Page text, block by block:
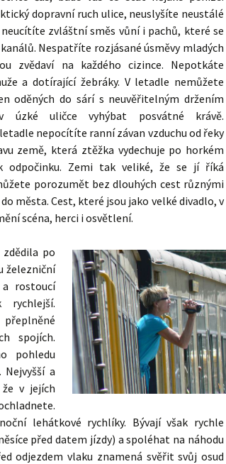
dopravní ruch ulice, neuslyšíte neustálé
zvláštní směs vůní i pachů, které se
Nespatříte rozjásané úsměvy mladých
zvědaví na každého cizince. Nepotkáte
a dotírající žebráky. V letadle nemůžete
oděných do sárí s neuvěřitelným držením
uličce vyhýbat posvátné krávě.
nepocítíte ranní závan vzduchu od řeky
země, která ztěžka vydechuje po horkém
odpočinku. Zemi tak veliké, že se jí říká
porozumět bez dlouhých cest různými
města. Cest, které jsou jako velké divadlo, v
scéna, herci i osvětlení.
po
železniční
rostoucí
rychlejší.
spojích.
pohledu
a
v jejích
lehátkové rychlíky. Bývají však rychle
před datem jízdy) a spoléhat na náhodu
odjezdem vlaku znamená svěřit svůj osud